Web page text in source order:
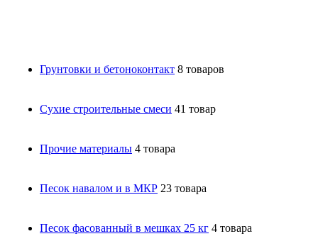
Грунтовки и бетоноконтакт 8 товаров
Сухие строительные смеси 41 товар
Прочие материалы 4 товара
Песок навалом и в МКР 23 товара
Песок фасованный в мешках 25 кг 4 товара